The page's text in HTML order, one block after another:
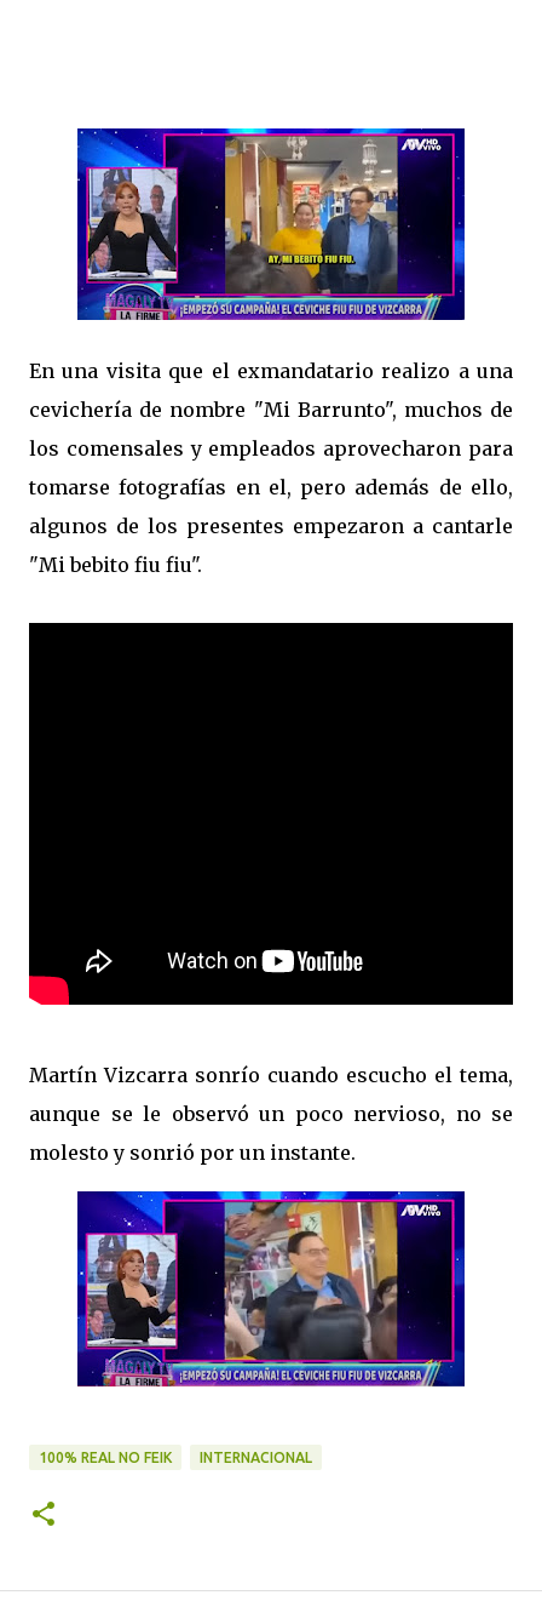
En una visita que el exmandatario realizo a una
cevichería de nombre "Mi Barrunto", muchos de
los comensales y empleados aprovecharon para
tomarse fotografías en el, pero además de ello,
algunos de los presentes empezaron a cantarle
"Mi bebito fiu fiu".
Martín Vizcarra sonrío cuando escucho el tema,
aunque se le observó un poco nervioso, no se
molesto y sonrió por un instante.
100% REAL NO FEIK INTERNACIONAL